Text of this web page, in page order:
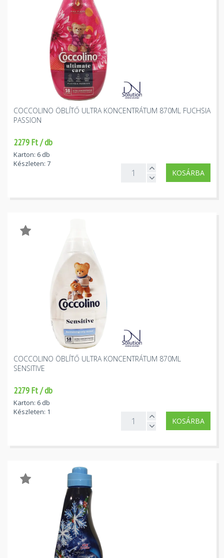
COCCOLINO ÖBLÍTŐ ULTRA KONCENTRÁTUM 870ML FUCHSIA
PASSION
2279 Ft / db
Karton: 6 db
Készleten: 7
KOSÁRBA
COCCOLINO ÖBLÍTŐ ULTRA KONCENTRÁTUM 870ML
SENSITIVE
2279 Ft / db
Karton: 6 db
Készleten: 1
KOSÁRBA